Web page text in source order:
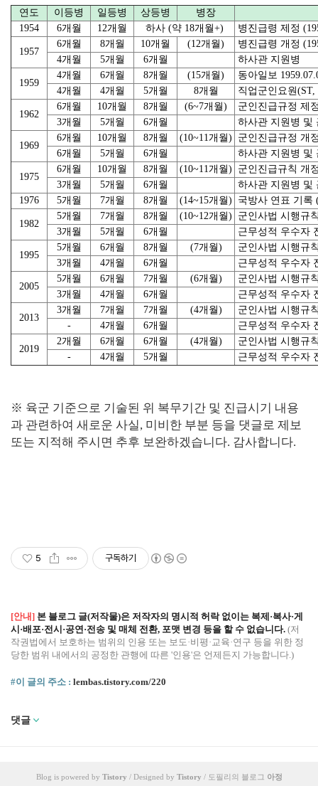
연도 이등병 일등병 상등병
병장
1954
6개월 12개월 하사 (약 18개월+) 병진급령 제정
1957
6개월 8개월 10개월 (12개월)
병진급령 개정
4개월
5개월 6개월 하사관 지원병
1959
4개월 6개월 8개월 (15개월)
동아일보
4개월
4개월 5개월 8개월 직업군인요원
1962
6개월 10개월 8개월 (6~7개월)
군인진급규정 제
3개월
5개월 6개월 하사관 지원병 및
1969
6개월 10개월 8개월 (10~11개월)
군인진급규정 개
6개월
5개월 6개월 하사관 지원병 및
1975
6개월 10개월 8개월 (10~11개월)
군인진급규칙 개
3개월
5개월 6개월
하사관 지원병 및
1976
5개월 7개월 8개월 (14~15개월) 국방사 연표 기록
1982
5개월 7개월 8개월 (10~12개월)
군인사법 시행규
3개월
5개월 6개월 근무성적 우수자
1995
5개월 6개월 8개월 (7개월)
군인사법 시행규
3개월
4개월 6개월 근무성적 우수자
2005
5개월 6개월 7개월 (6개월)
군인사법 시행규
3개월
4개월 6개월 근무성적 우수자
2013
3개월 7개월 7개월 (4개월)
군인사법 시행규
-
4개월 6개월 근무성적 우수자
2019
2개월 6개월 6개월 (4개월)
군인사법 시행규
-
4개월 5개월 근무성적 우수자
※ 육군 기준으로 기술된 위 복무기간 및 진급시기 내용
과 관련하여 새로운 사실, 미비한 부분 등을 댓글로 제보
또는 지적해 주시면 추후 보완하겠습니다. 감사합니다.
5 구독하기
[안내] 본 블로그 글(저작물)은 저작자의 명시적 허락 없이는 복제·복사·게
시·배포·전시·공연·전송 및 매체 전환, 포맷 변경 등을 할 수 없습니다. (저
작권법에서 보호하는 범위의 인용 또는 보도·비평·교육·연구 등을 위한 정
당한 범위 내에서의 공정한 관행에 따른 '인용'은 언제든지 가능합니다.)
#이 글의 주소 : lembas.tistory.com/220
댓글
Blog is powered by Tistory / Designed by Tistory / 도필리의 블로그 아정